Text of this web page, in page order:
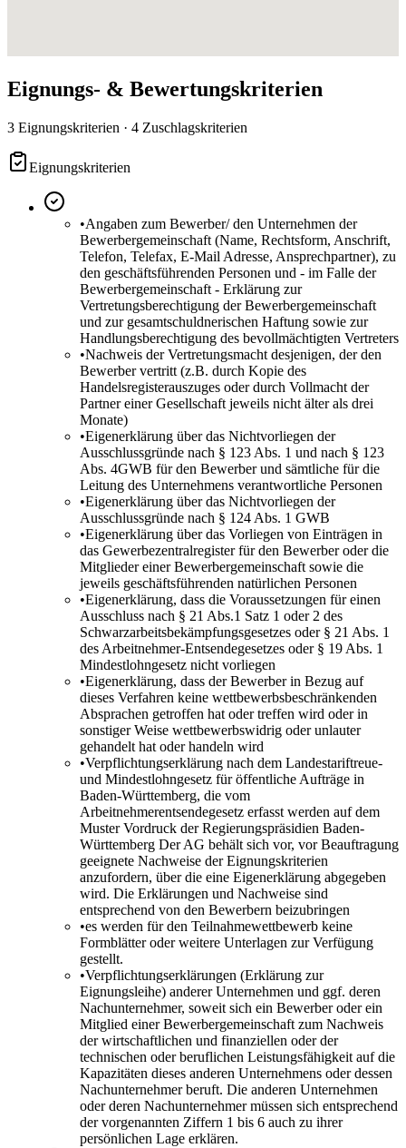
Eignungs- & Bewertungskriterien
3 Eignungskriterien · 4 Zuschlagskriterien
Eignungskriterien
•Angaben zum Bewerber/ den Unternehmen der
Bewerbergemeinschaft (Name, Rechtsform, Anschrift,
Telefon, Telefax, E-Mail Adresse, Ansprechpartner), zu
den geschäftsführenden Personen und - im Falle der
Bewerbergemeinschaft - Erklärung zur
Vertretungsberechtigung der Bewerbergemeinschaft
und zur gesamtschuldnerischen Haftung sowie zur
Handlungsberechtigung des bevollmächtigten Vertreters
•Nachweis der Vertretungsmacht desjenigen, der den
Bewerber vertritt (z.B. durch Kopie des
Handelsregisterauszuges oder durch Vollmacht der
Partner einer Gesellschaft jeweils nicht älter als drei
Monate)
•Eigenerklärung über das Nichtvorliegen der
Ausschlussgründe nach § 123 Abs. 1 und nach § 123
Abs. 4GWB für den Bewerber und sämtliche für die
Leitung des Unternehmens verantwortliche Personen
•Eigenerklärung über das Nichtvorliegen der
Ausschlussgründe nach § 124 Abs. 1 GWB
•Eigenerklärung über das Vorliegen von Einträgen in
das Gewerbezentralregister für den Bewerber oder die
Mitglieder einer Bewerbergemeinschaft sowie die
jeweils geschäftsführenden natürlichen Personen
•Eigenerklärung, dass die Voraussetzungen für einen
Ausschluss nach § 21 Abs.1 Satz 1 oder 2 des
Schwarzarbeitsbekämpfungsgesetzes oder § 21 Abs. 1
des Arbeitnehmer-Entsendegesetzes oder § 19 Abs. 1
Mindestlohngesetz nicht vorliegen
•Eigenerklärung, dass der Bewerber in Bezug auf
dieses Verfahren keine wettbewerbsbeschränkenden
Absprachen getroffen hat oder treffen wird oder in
sonstiger Weise wettbewerbswidrig oder unlauter
gehandelt hat oder handeln wird
•Verpflichtungserklärung nach dem Landestariftreue-
und Mindestlohngesetz für öffentliche Aufträge in
Baden-Württemberg, die vom
Arbeitnehmerentsendegesetz erfasst werden auf dem
Muster Vordruck der Regierungspräsidien Baden-
Württemberg Der AG behält sich vor, vor Beauftragung
geeignete Nachweise der Eignungskriterien
anzufordern, über die eine Eigenerklärung abgegeben
wird. Die Erklärungen und Nachweise sind
entsprechend von den Bewerbern beizubringen
•es werden für den Teilnahmewettbewerb keine
Formblätter oder weitere Unterlagen zur Verfügung
gestellt.
•Verpflichtungserklärungen (Erklärung zur
Eignungsleihe) anderer Unternehmen und ggf. deren
Nachunternehmer, soweit sich ein Bewerber oder ein
Mitglied einer Bewerbergemeinschaft zum Nachweis
der wirtschaftlichen und finanziellen oder der
technischen oder beruflichen Leistungsfähigkeit auf die
Kapazitäten dieses anderen Unternehmens oder dessen
Nachunternehmer beruft. Die anderen Unternehmen
oder deren Nachunternehmer müssen sich entsprechend
der vorgenannten Ziffern 1 bis 6 auch zu ihrer
persönlichen Lage erklären.